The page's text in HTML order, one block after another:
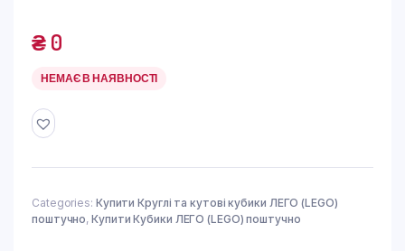
₴0
НЕМАЄ В НАЯВНОСТІ
Categories: Купити Круглі та кутові кубики ЛЕГО (LEGO)
поштучно,Купити Кубики ЛЕГО (LEGO) поштучно